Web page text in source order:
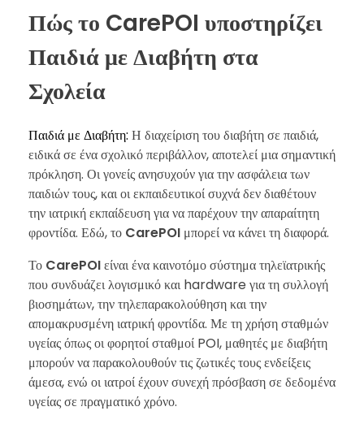
Πώς το CarePOI υποστηρίζει
Παιδιά με Διαβήτη στα
Σχολεία
Παιδιά με Διαβήτη: Η διαχείριση του διαβήτη σε παιδιά,
ειδικά σε ένα σχολικό περιβάλλον, αποτελεί μια σημαντική
πρόκληση. Οι γονείς ανησυχούν για την ασφάλεια των
παιδιών τους, και οι εκπαιδευτικοί συχνά δεν διαθέτουν
την ιατρική εκπαίδευση για να παρέχουν την απαραίτητη
φροντίδα. Εδώ, το CarePOI μπορεί να κάνει τη διαφορά.
Το CarePOIείναι ένα καινοτόμο σύστημα τηλεϊατρικής
που συνδυάζει λογισμικό και hardware για τη συλλογή
βιοσημάτων, την τηλεπαρακολούθηση και την
απομακρυσμένη ιατρική φροντίδα. Με τη χρήση σταθμών
υγείας όπως οι φορητοί σταθμοί POI, μαθητές με διαβήτη
μπορούν να παρακολουθούν τις ζωτικές τους ενδείξεις
άμεσα, ενώ οι ιατροί έχουν συνεχή πρόσβαση σε δεδομένα
υγείας σε πραγματικό χρόνο.